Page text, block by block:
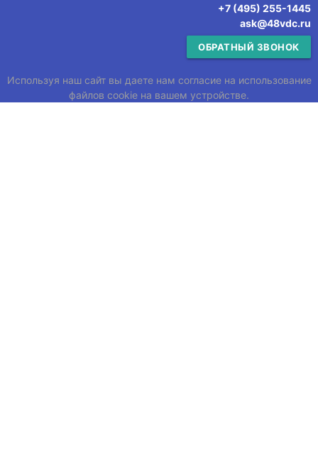
+7 (495) 255-1445
ask@48vdc.ru
ОБРАТНЫЙ ЗВОНОК
Используя наш сайт вы даете нам согласие на использование
файлов cookie на вашем устройстве.